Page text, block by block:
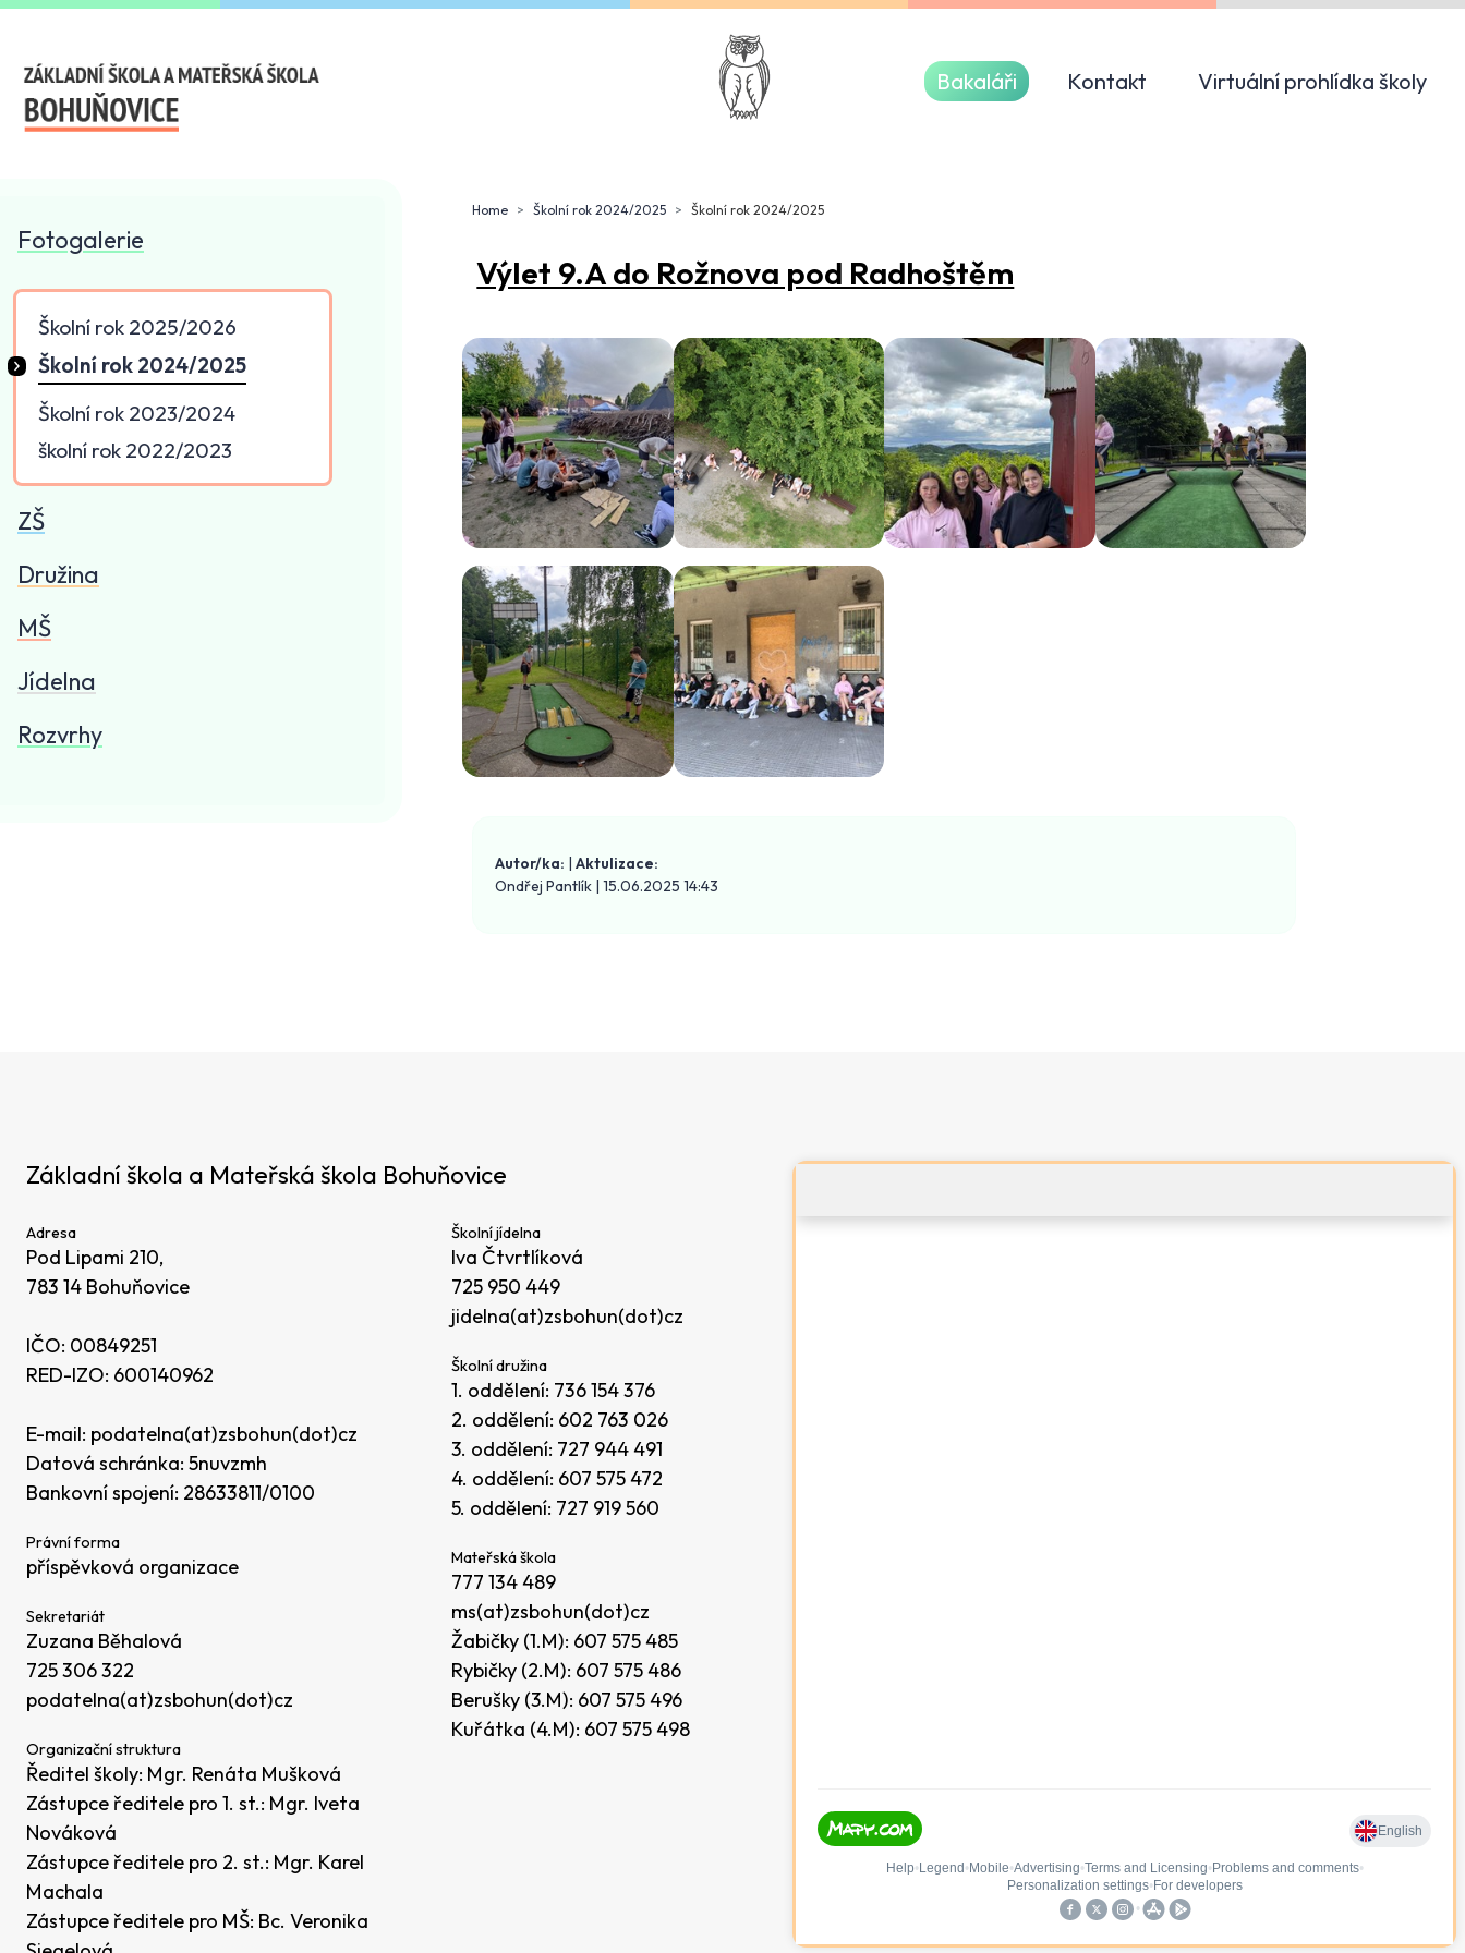
Základní škola a mateřská škola BOHUŇOVICE
Bakaláři Kontakt Virtuální prohlídka školy
Fotogalerie
Školní rok 2025/2026
Školní rok 2024/2025
Školní rok 2023/2024
školní rok 2022/2023
ZŠ
Družina
MŠ
Jídelna
Rozvrhy
Home Školní rok 2024/2025 Školní rok 2024/2025
Výlet 9.A do Rožnova pod Radhoštěm
Autor/ka: |Aktulizace:
Ondřej Pantlík |15.06.2025 14:43
Základní škola a Mateřská škola Bohuňovice
Adresa
Pod Lipami 210,
783 14 Bohuňovice
IČO: 00849251
RED-IZO: 600140962
E-mail: podatelna(at)zsbohun(dot)cz
Datová schránka: 5nuvzmh
Bankovní spojení: 28633811/0100
Právní forma
příspěvková organizace
Sekretariát
Zuzana Běhalová
725 306 322
podatelna(at)zsbohun(dot)cz
Organizační struktura
Ředitel školy: Mgr. Renáta Mušková
Zástupce ředitele pro 1. st.: Mgr. Iveta
Nováková
Zástupce ředitele pro 2. st.: Mgr. Karel
Machala
Zástupce ředitele pro MŠ: Bc. Veronika
Školní jídelna
Iva Čtvrtlíková
725 950 449
jidelna(at)zsbohun(dot)cz
Školní družina
1. oddělení: 736 154 376
2. oddělení: 602 763 026
3. oddělení: 727 944 491
4. oddělení: 607 575 472
5. oddělení: 727 919 560
Mateřská škola
777 134 489
ms(at)zsbohun(dot)cz
Žabičky (1.M): 607 575 485
Rybičky (2.M): 607 575 486
Berušky (3.M): 607 575 496
Kuřátka (4.M): 607 575 498